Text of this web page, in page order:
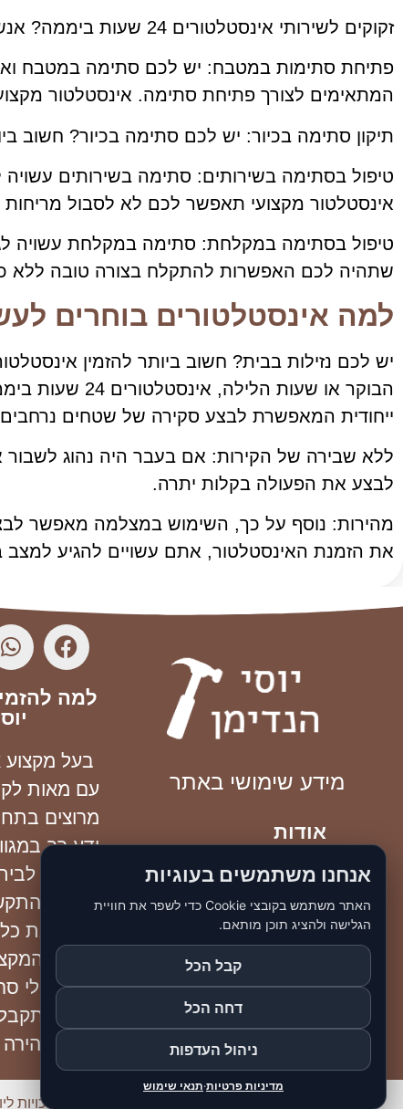
זקוקים לשירותי אינסטלטורים 24 שעות ביממה? אנשי מקצוע בתחום יעניקו לכם שירותים שונים. כעת נפרט אודות השירותים השונים:
פתיחת סתימות במטבח: יש לכם סתימה במטבח
המתאימים לצורך פתיחת סתימה. אינסטלטור
תיקון סתימה בכיור: יש לכם סתימה בכיור? חשוב
טיפול בסתימה בשירותים: סתימה בשירותים
אינסטלטור מקצועי תאפשר לכם לא לסבול מריחות
טיפול בסתימה במקלחת: סתימה במקלחת עשויה
שתהיה לכם האפשרות להתקלח בצורה טובה ללא
למה אינסטלטורים בוחרים
יש לכם נזילות בבית? חשוב ביותר להזמין
הבוקר או
ייחודית המאפשרת לבצע סקירה של שטחים
ללא שבירה של הקירות: אם בעבר היה נהוג לשבור
לבצע את הפעולה בקלות יתרה.
מהירות: נוסף על כך, השימוש במצלמה מאפשר
את הזמנת האינסטלטור, אתם עשויים להגיע למצב
מידע שימושי באתר
אודות
מדיניות החברה
צור קשר
מדיניות פרטיות
תנאי שימוש באתר
למה
בעל מקצוע
עם מאות
מרוצים
ידע רב
תיקונים
תוכלו
לקבל את
המידע
תשלחו לי
תמונה
מחיר מהירה
© כל הזכויות
אנחנו משתמשים בעוגיות
האתר משתמש בקובצי Cookie כדי לשפר את חוויית
הגלישה ולהציג תוכן מותאם.
קבל הכל
דחה הכל
ניהול העדפות
מדיניות פרטיות·תנאי שימוש